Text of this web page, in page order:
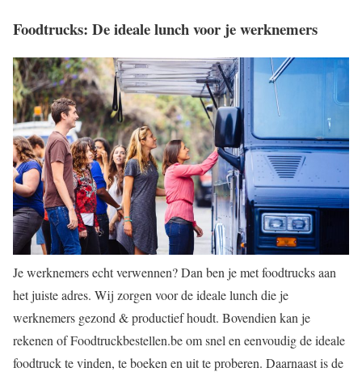
Foodtrucks: De ideale lunch voor je werknemers
Je werknemers echt verwennen? Dan ben je met foodtrucks aan
het juiste adres. Wij zorgen voor de ideale lunch die je
werknemers gezond & productief houdt. Bovendien kan je
rekenen of Foodtruckbestellen.be om snel en eenvoudig de ideale
foodtruck te vinden, te boeken en uit te proberen. Daarnaast is de